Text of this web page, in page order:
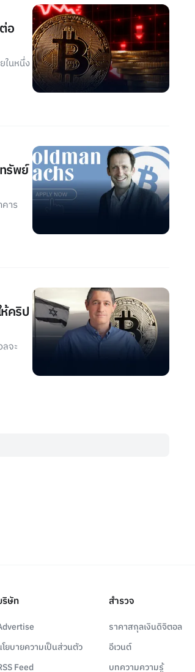
อ
ในหนึ่ง
รัพย์
าร
คริป
จะ
ริษัท
ยบายความเป็นส่วนตัว
Feed
สำรวจ
ราคาสกุลเงินดิจิตอล
อีเวนต์
บทความความรู้